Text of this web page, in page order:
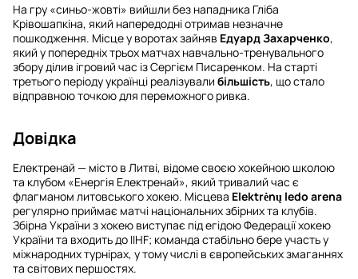
На гру «синьо-жовті» вийшли без нападника Гліба
Крівошапкіна, який напередодні отримав незначне
пошкодження. Місце у воротах зайняв Едуард Захарченко,
який у попередніх трьох матчах навчально-тренувального
збору ділив ігровий час із Сергієм Писаренком. На старті
третього періоду українці реалізували більшість, що стало
відправною точкою для переможного ривка.
Довідка
Електренай — місто в Литві, відоме своєю хокейною школою
та клубом «Енергія Електренай», який тривалий час є
флагманом литовського хокею. Місцева Elektrėnų ledo arena
регулярно приймає матчі національних збірних та клубів.
Збірна України з хокею виступає під егідою Федерації хокею
України та входить до IIHF; команда стабільно бере участь у
міжнародних турнірах, у тому числі в європейських змаганнях
та світових першостях.